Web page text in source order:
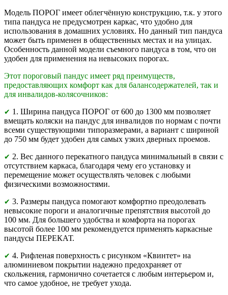
Модель ПОРОГ имеет облегчённую конструкцию, т.к. у этого
типа пандуса не предусмотрен каркас, что удобно для
использования в домашних условиях. Но данный тип пандуса
может быть применен в общественных местах и на улицах.
Особенность данной модели съемного пандуса в том, что он
удобен для применения на невысоких порогах.
Этот пороговый пандус имеет ряд преимуществ,
предоставляющих комфорт как для балансодержателей, так и
для инвалидов-колясочников:
✔ 1. Ширина пандуса ПОРОГ от 600 до 1300 мм позволяет
вмещать коляски на пандус для инвалидов по нормам с почти
всеми существующими типоразмерами, а вариант с шириной
до 750 мм будет удобен для самых узких дверных проемов.
✔ 2. Вес данного перекатного пандуса минимальный в связи с
отсутствием каркаса, благодаря чему его установку и
перемещение может осуществлять человек с любыми
физическими возможностями.
✔ 3. Размеры пандуса помогают комфортно преодолевать
невысокие пороги и аналогичные препятствия высотой до
100 мм. Для большего удобства и комфорта на порогах
высотой более 100 мм рекомендуется применять каркасные
пандусы ПЕРЕКАТ.
✔ 4. Рифленая поверхность с рисунком «Квинтет» на
алюминиевом покрытии надежно предохраняет от
скольжения, гармонично сочетается с любым интерьером и,
что самое удобное, не требует ухода.